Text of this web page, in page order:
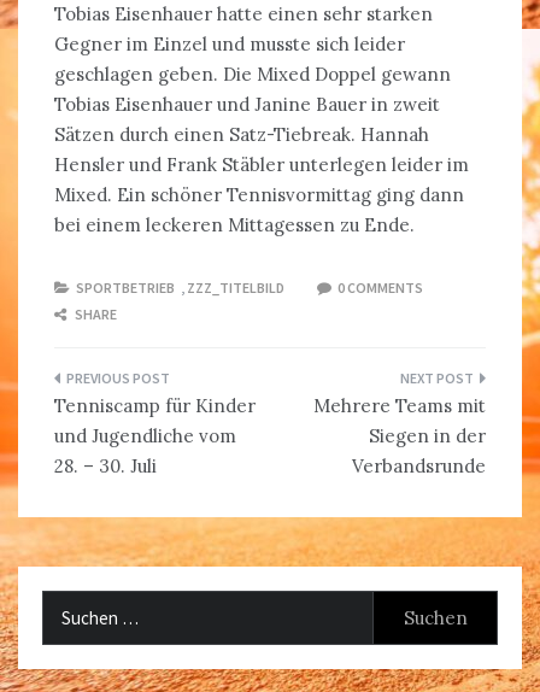
Tobias Eisenhauer hatte einen sehr starken
Gegner im Einzel und musste sich leider
geschlagen geben. Die Mixed Doppel gewann
Tobias Eisenhauer und Janine Bauer in zweit
Sätzen durch einen Satz-Tiebreak. Hannah
Hensler und Frank Stäbler unterlegen leider im
Mixed. Ein schöner Tennisvormittag ging dann
bei einem leckeren Mittagessen zu Ende.
SPORTBETRIEB ZZZ_TITELBILD
0 COMMENTS
SHARE
Beitragsnavigation
Tenniscamp für Kinder
und Jugendliche vom
28. – 30. Juli
Mehrere Teams mit
Siegen in der
Verbandsrunde